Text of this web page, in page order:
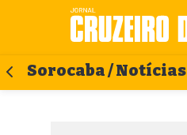
Sorocaba / Notícias